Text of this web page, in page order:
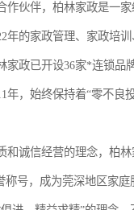
作伙伴，柏林家政是一
年的家政管理、家政培训
家政已开设36家*连锁品
年，始终保持着“零不良
和诚信经营的理念，柏
称号，成为莞深地区家庭